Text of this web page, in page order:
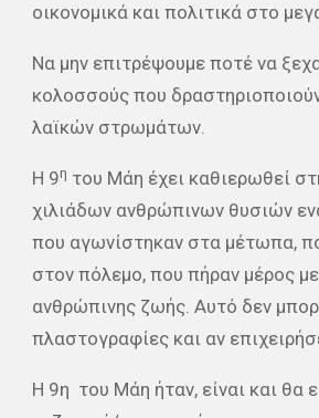
οικονομικά και πολιτικά στο
Να μην επιτρέψουμε ποτέ να
κολοσσούς που
λαϊκών στρωμάτων.
Η 9η του Μάη έχει καθιερωθεί
χιλιάδων ανθρώπινων θυσιών
που αγωνίστηκαν στα μέτωπα,
στον πόλεμο, που πήραν μέρος
ανθρώπινης ζωής. Αυτό δεν
πλαστογραφίες και αν
Η 9η του Μάη ήταν, είναι και θα